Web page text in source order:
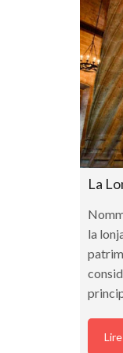
La
la